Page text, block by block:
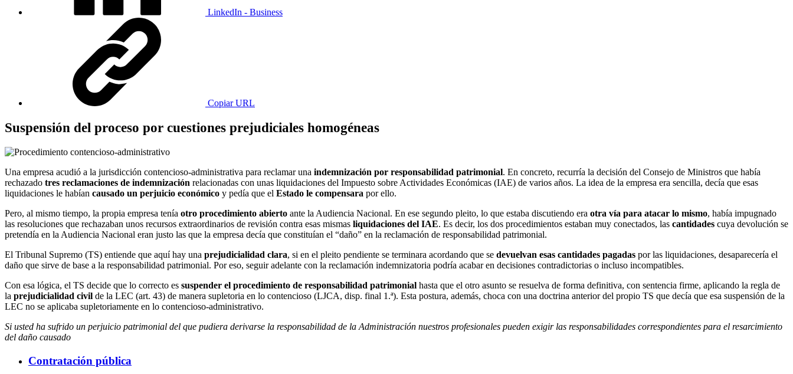
LinkedIn - Business
Copiar URL
Suspensión del proceso por cuestiones prejudiciales homogéneas
Una empresa acudió a la jurisdicción contencioso-administrativa para reclamar una indemnización por responsabilidad patrimonial. En concreto, recurría la decisión del Consejo de Ministros que había
rechazado tres reclamaciones de indemnización relacionadas con unas liquidaciones del Impuesto sobre Actividades Económicas (IAE) de varios años. La idea de la empresa era sencilla, decía que esas
liquidaciones le habían causado un perjuicio económico y pedía que el Estado le compensara por ello.
Pero, al mismo tiempo, la propia empresa tenía otro procedimiento abierto ante la Audiencia Nacional. En ese segundo pleito, lo que estaba discutiendo era otra vía para atacar lo mismo, había impugnado
las resoluciones que rechazaban unos recursos extraordinarios de revisión contra esas mismas liquidaciones del IAE. Es decir, los dos procedimientos estaban muy conectados, las cantidades cuya devolución se
pretendía en la Audiencia Nacional eran justo las que la empresa decía que constituían el “daño” en la reclamación de responsabilidad patrimonial.
El Tribunal Supremo (TS) entiende que aquí hay una prejudicialidad clara, si en el pleito pendiente se terminara acordando que se devuelvan esas cantidades pagadas por las liquidaciones, desaparecería el
daño que sirve de base a la responsabilidad patrimonial. Por eso, seguir adelante con la reclamación indemnizatoria podría acabar en decisiones contradictorias o incluso incompatibles.
Con esa lógica, el TS decide que lo correcto es suspender el procedimiento de responsabilidad patrimonial hasta que el otro asunto se resuelva de forma definitiva, con sentencia firme, aplicando la regla de
la prejudicialidad civil de la LEC (art. 43) de manera supletoria en lo contencioso (LJCA, disp. final 1.ª). Esta postura, además, choca con una doctrina anterior del propio TS que decía que esa suspensión de la
LEC no se aplicaba supletoriamente en lo contencioso-administrativo.
Si usted ha sufrido un perjuicio patrimonial del que pudiera derivarse la responsabilidad de la Administración nuestros profesionales pueden exigir las responsabilidades correspondientes para el resarcimiento
del daño causado
Contratación pública